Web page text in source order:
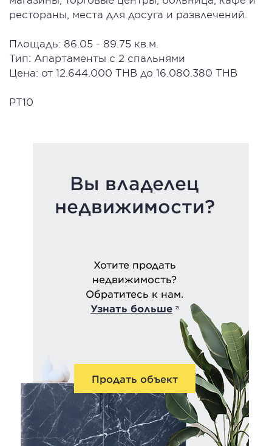
рестораны, места для досуга и развлечений.
Площадь: 86.05 - 89.75 кв.м.
Тип: Апартаменты с 2 спальнями
Цена: от 12.644.000 THB до 16.080.380 THB
PT10
Вы владелец
недвижимости?
Хотите продать
недвижимость?
Обратитесь к нам.
Узнать больше
Продать объект